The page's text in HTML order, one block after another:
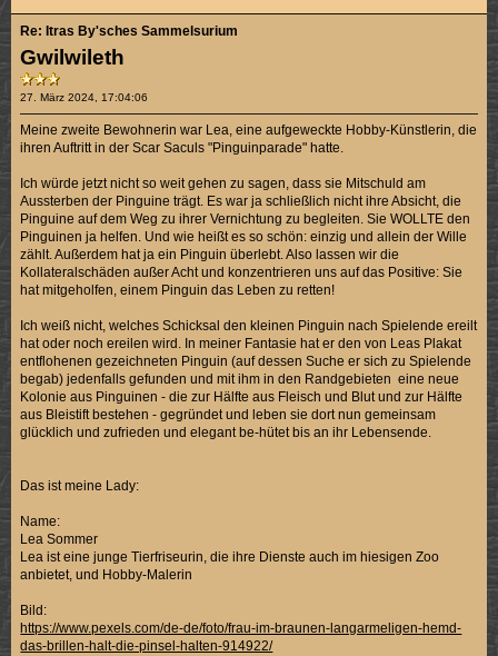
Gwilwileth
27. März 2024, 17:04:06
Re: Itras By'sches Sammelsurium
Meine zweite Bewohnerin war Lea, eine aufgeweckte Hobby-Künstlerin, die
ihren Auftritt in der Scar Saculs "Pinguinparade" hatte.
Ich würde jetzt nicht so weit gehen zu sagen, dass sie Mitschuld am
Aussterben der Pinguine trägt. Es war ja schließlich nicht ihre Absicht, die
Pinguine auf dem Weg zu ihrer Vernichtung zu begleiten. Sie WOLLTE den
Pinguinen ja helfen. Und wie heißt es so schön: einzig und allein der Wille
zählt. Außerdem hat ja ein Pinguin überlebt. Also lassen wir die
Kollateralschäden außer Acht und konzentrieren uns auf das Positive: Sie
hat mitgeholfen, einem Pinguin das Leben zu retten!
Ich weiß nicht, welches Schicksal den kleinen Pinguin nach Spielende ereilt
hat oder noch ereilen wird. In meiner Fantasie hat er den von Leas Plakat
entflohenen gezeichneten Pinguin (auf dessen Suche er sich zu Spielende
begab) jedenfalls gefunden und mit ihm in den Randgebieten eine neue
Kolonie aus Pinguinen - die zur Hälfte aus Fleisch und Blut und zur Hälfte
aus Bleistift bestehen - gegründet und leben sie dort nun gemeinsam
glücklich und zufrieden und elegant be-hütet bis an ihr Lebensende.
Das ist meine Lady:
Name:
Lea Sommer
Lea ist eine junge Tierfriseurin, die ihre Dienste auch im hiesigen Zoo
anbietet, und Hobby-Malerin
Bild:
https://www.pexels.com/de-de/foto/frau-im-braunen-langarmeligen-hemd-
das-brillen-halt-die-pinsel-halten-914922/